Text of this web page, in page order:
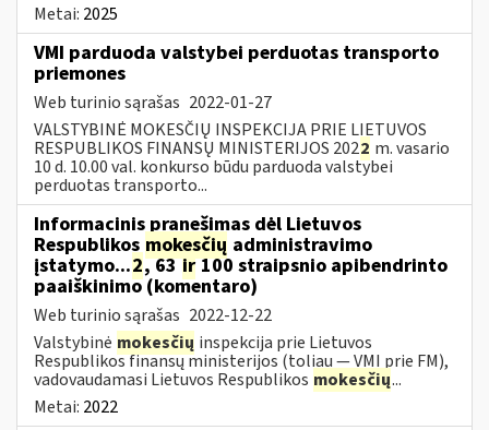
Metai: 2025
VMI parduoda valstybei perduotas transporto
priemones
Web turinio sąrašas 2022-01-27
VALSTYBINĖ MOKESČIŲ INSPEKCIJA PRIE LIETUVOS
RESPUBLIKOS FINANSŲ MINISTERIJOS 2022 m. vasario
10 d. 10.00 val. konkurso būdu parduoda valstybei
perduotas transporto...
Informacinis pranešimas dėl Lietuvos
Respublikos mokesčių administravimo
įstatymo...2, 63ir100 straipsnio apibendrinto
paaiškinimo (komentaro)
Web turinio sąrašas 2022-12-22
Valstybinė mokesčių inspekcija prie Lietuvos
Respublikos finansų ministerijos (toliau — VMI prie FM),
vadovaudamasi Lietuvos Respublikos mokesčių...
Metai: 2022